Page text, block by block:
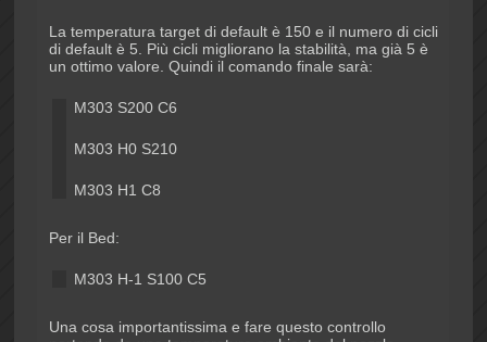
La temperatura target di default è 150 e il numero di cicli
di default è 5. Più cicli migliorano la stabilità, ma già 5 è
un ottimo valore. Quindi il comando finale sarà:
M303 S200 C6
M303 H0 S210
M303 H1 C8
Per il Bed:
M303 H-1 S100 C5
Una cosa importantissima e fare questo controllo